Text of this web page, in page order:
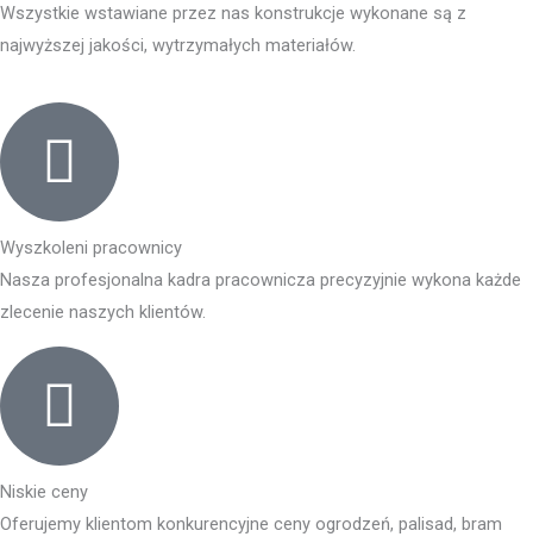
Wszystkie wstawiane przez nas konstrukcje wykonane są z
najwyższej jakości, wytrzymałych materiałów.
Wyszkoleni pracownicy
Nasza profesjonalna kadra pracownicza precyzyjnie wykona każde
zlecenie naszych klientów.
Niskie ceny
Oferujemy klientom konkurencyjne ceny ogrodzeń, palisad, bram